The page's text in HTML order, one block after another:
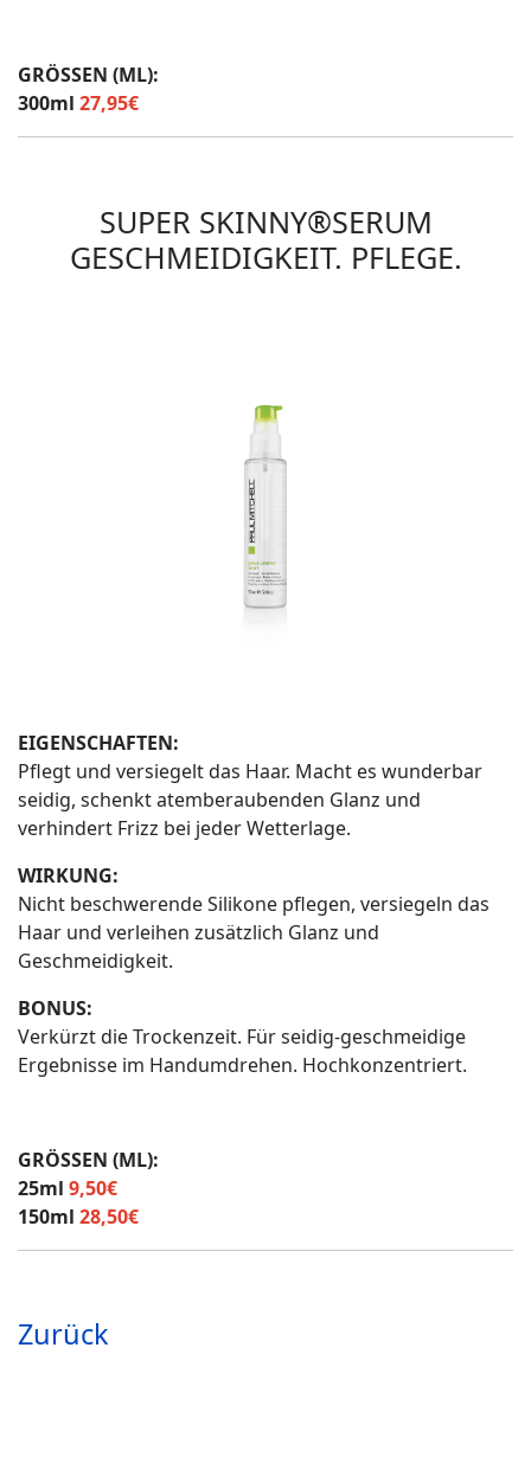
GRÖSSEN (ML):
300ml 27,95€
SUPER SKINNY®SERUM
GESCHMEIDIGKEIT. PFLEGE.
EIGENSCHAFTEN:
Pflegt und versiegelt das Haar. Macht es wunderbar
seidig, schenkt atemberaubenden Glanz und
verhindert Frizz bei jeder Wetterlage.
WIRKUNG:
Nicht beschwerende Silikone pflegen, versiegeln das
Haar und verleihen zusätzlich Glanz und
Geschmeidigkeit.
BONUS:
Verkürzt die Trockenzeit. Für seidig-geschmeidige
Ergebnisse im Handumdrehen. Hochkonzentriert.
GRÖSSEN (ML):
25ml 9,50€
150ml 28,50€
Zurück